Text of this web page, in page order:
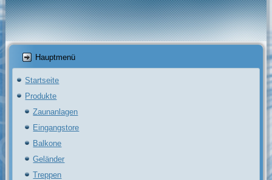
Hauptmenü
Startseite
Produkte
Zaunanlagen
Eingangstore
Balkone
Geländer
Treppen